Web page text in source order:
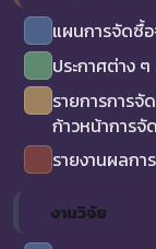
แผนการจัดซื้
ประกาศต่าง
รายการการ
ก้าวหน้าการ
รายงานผลก
งานวิจัย